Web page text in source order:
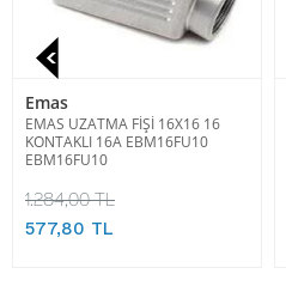
Emas
EMAS UZATMA FİŞİ 16X16 16
KONTAKLI 16A EBM16FU10
EBM16FU10
1.284,00 TL
577,80 TL